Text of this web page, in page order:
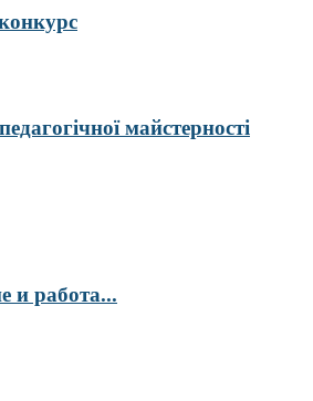
майстерності
и работа...